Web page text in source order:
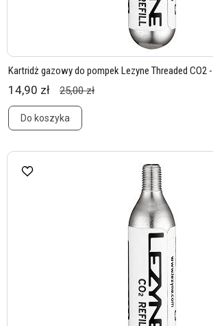
Kartridż gazowy do pompek Lezyne Threaded CO2
14,90 zł 25,00 zł
Do koszyka